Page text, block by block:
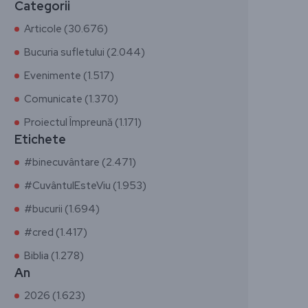
Categorii
Articole (30.676)
Bucuria sufletului (2.044)
Evenimente (1.517)
Comunicate (1.370)
Proiectul Împreună (1.171)
Etichete
#binecuvântare (2.471)
#CuvântulEsteViu (1.953)
#bucurii (1.694)
#cred (1.417)
Biblia (1.278)
An
2026 (1.623)